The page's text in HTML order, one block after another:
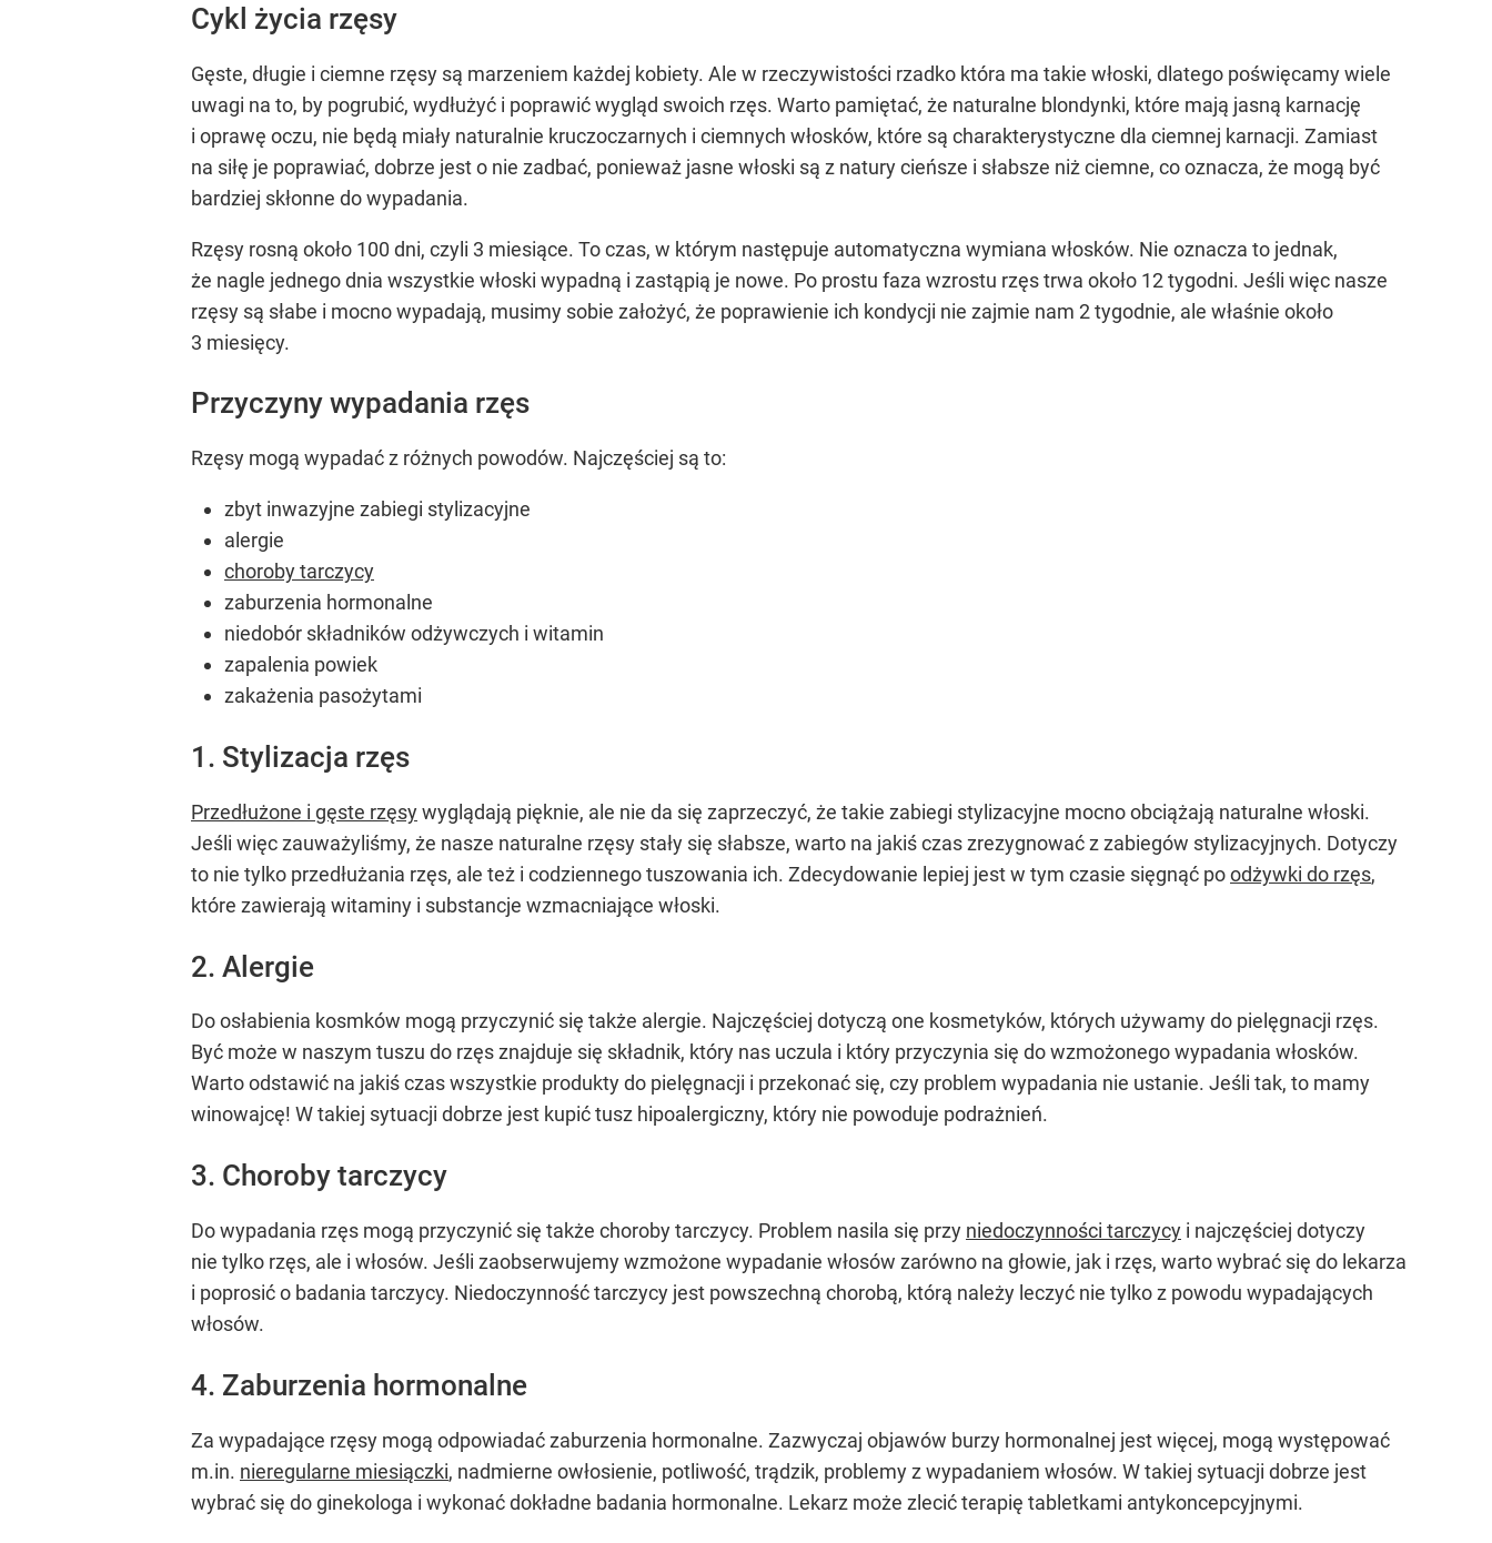
Cykl życia rzęsy
Gęste, długie i ciemne rzęsy są marzeniem każdej kobiety. Ale w rzeczywistości rzadko która ma takie włoski, dlatego poświęcamy wiele
uwagi na to, by pogrubić, wydłużyć i poprawić wygląd swoich rzęs. Warto pamiętać, że naturalne blondynki, które mają jasną karnację
i oprawę oczu, nie będą miały naturalnie kruczoczarnych i ciemnych włosków, które są charakterystyczne dla ciemnej karnacji. Zamiast
na siłę je poprawiać, dobrze jest o nie zadbać, ponieważ jasne włoski są z natury cieńsze i słabsze niż ciemne, co oznacza, że mogą być
bardziej skłonne do wypadania.
Rzęsy rosną około 100 dni, czyli 3 miesiące. To czas, w którym następuje automatyczna wymiana włosków. Nie oznacza to jednak,
że nagle jednego dnia wszystkie włoski wypadną i zastąpią je nowe. Po prostu faza wzrostu rzęs trwa około 12 tygodni. Jeśli więc nasze
rzęsy są słabe i mocno wypadają, musimy sobie założyć, że poprawienie ich kondycji nie zajmie nam 2 tygodnie, ale właśnie około
3 miesięcy.
Przyczyny wypadania rzęs
Rzęsy mogą wypadać z różnych powodów. Najczęściej są to:
zbyt inwazyjne zabiegi stylizacyjne
alergie
choroby tarczycy
zaburzenia hormonalne
niedobór składników odżywczych i witamin
zapalenia powiek
zakażenia pasożytami
1. Stylizacja rzęs
Przedłużone i gęste rzęsywyglądają pięknie, ale nie da się zaprzeczyć, że takie zabiegi stylizacyjne mocno obciążają naturalne włoski.
Jeśli więc zauważyliśmy, że nasze naturalne rzęsy stały się słabsze, warto na jakiś czas zrezygnować z zabiegów stylizacyjnych. Dotyczy
to nie tylko przedłużania rzęs, ale też i codziennego tuszowania ich. Zdecydowanie lepiej jest w tym czasie sięgnąć poodżywki do rzęs,
które zawierają witaminy i substancje wzmacniające włoski.
2. Alergie
Do osłabienia kosmków mogą przyczynić się także alergie. Najczęściej dotyczą one kosmetyków, których używamy do pielęgnacji rzęs.
Być może w naszym tuszu do rzęs znajduje się składnik, który nas uczula i który przyczynia się do wzmożonego wypadania włosków.
Warto odstawić na jakiś czas wszystkie produkty do pielęgnacji i przekonać się, czy problem wypadania nie ustanie. Jeśli tak, to mamy
winowajcę! W takiej sytuacji dobrze jest kupić tusz hipoalergiczny, który nie powoduje podrażnień.
3. Choroby tarczycy
Do wypadania rzęs mogą przyczynić się także choroby tarczycy. Problem nasila się przy niedoczynności tarczycy i najczęściej dotyczy
nie tylko rzęs, ale i włosów. Jeśli zaobserwujemy wzmożone wypadanie włosów zarówno na głowie, jak i rzęs, warto wybrać się do lekarza
i poprosić o badania tarczycy. Niedoczynność tarczycy jest powszechną chorobą, którą należy leczyć nie tylko z powodu wypadających
włosów.
4. Zaburzenia hormonalne
Za wypadające rzęsy mogą odpowiadać zaburzenia hormonalne. Zazwyczaj objawów burzy hormonalnej jest więcej, mogą występować
m.in. nieregularne miesiączki, nadmierne owłosienie, potliwość, trądzik, problemy z wypadaniem włosów. W takiej sytuacji dobrze jest
wybrać się do ginekologa i wykonać dokładne badania hormonalne. Lekarz może zlecić terapię tabletkami antykoncepcyjnymi.